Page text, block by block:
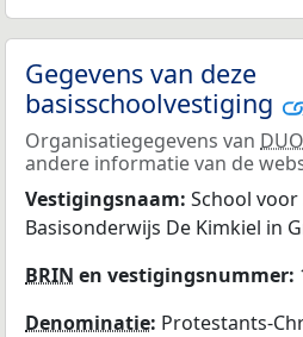
Gegevens van deze
basisschoolvestiging
Organisatiegegevens van DUO
andere informatie van de
Vestigingsnaam: School voor
Basisonderwijs De Kimkiel in
BRIN en vestigingsnummer:
Denominatie: Protestants-